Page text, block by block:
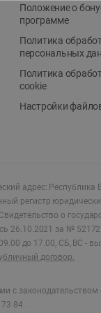
Положение о
программе
Политика
персональных
Политика
cookie
Настройки
адрес: Республика
регистр
Свидетельство о
26.10.2021 за №
до 17.00, СБ, ВС -
договор.
с
84 .